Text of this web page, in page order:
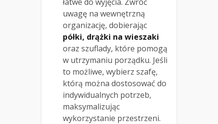
uwagę na wewnętrzną
organizację, dobierając
półki, drążki na wieszaki
oraz szuflady, które pomogą
w utrzymaniu porządku. Jeśli
to możliwe, wybierz szafę,
którą można dostosować do
indywidualnych potrzeb,
maksymalizując
wykorzystanie przestrzeni.